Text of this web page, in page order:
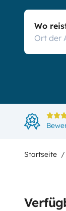
Wo
Startseite